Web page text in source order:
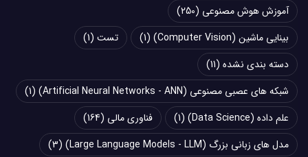
آموزش هوش مصنوعی (250)
بینایی ماشین (Computer Vision)
(1) تست (1)
دسته بندی نشده (11)
شبکه های عصبی مصنوعی (Artificial Neural Networks - ANN)
(1)
علم داده (Data Science)
(1) فناوری مالی (164)
مدل های زبانی بزرگ (Large Language Models - LLM)
(3)